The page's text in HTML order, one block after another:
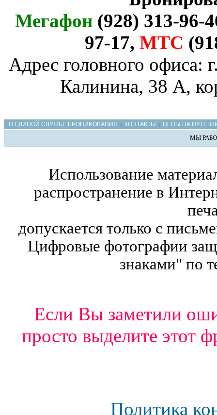
Мегафон(928) 313-96-
97-17, МТС
Адрес головного офиса:
Калинина, 38 А,
О ЕДИНОЙ СЛУЖБЕ БРОНИРОВАНИЯ | КОНТАКТЫ |
ЦЕНЫ НА
МЫ
Использование
распространение в
допускается только с
Цифровые фотографии
знаками" по
Если Вы заметили
просто выделите этот
Политика